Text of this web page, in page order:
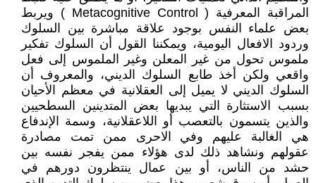
المراقبة المعرفية ( Metacognitive Control ) ويربط
بعض علماء النفس بوجود علاقة مباشرة بين السلوك
وردود الافعال اليومية، ويمكننا القول أن السلوك تفكير
ملموس تحول من غير المعلن وغير الملموس إلى فعل
واقعي ولكن أخذ طابع السلوك الديني، والمعروف أن
السلوك الديني لا يميل إلى العقلانية في معظم الأحيان
بسبب الاستثارة التي يبديها بعض المتدينين السطحيين
والذين يتسمون بالتعصب أو اللاعقلانية، وسمة الإندفاع
هي الغالبة عليهم وفي الاحرى ممن تمت مصادرة
عقولهم ونشاهد ذلك لدى هؤلاء ممن يفجر نفسه بين
حشد من الناس، أو بين عمال ينتظرون دورهم في